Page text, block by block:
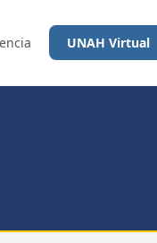
UNAH Virtual